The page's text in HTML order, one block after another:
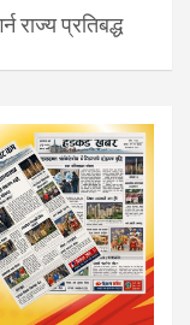
राज्य प्रतिबद्ध